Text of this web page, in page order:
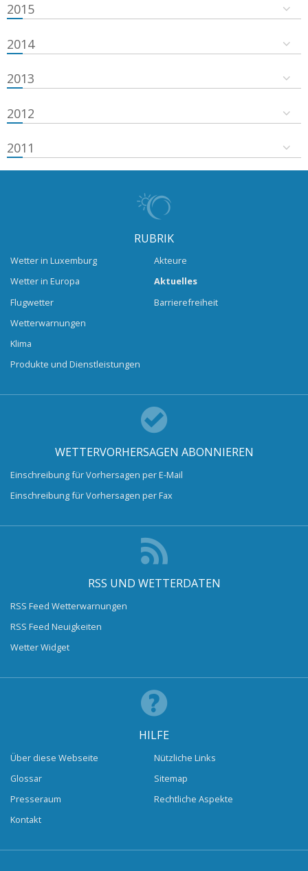
2015
2014
2013
2012
2011
RUBRIK
Wetter in Luxemburg
Wetter in Europa
Flugwetter
Wetterwarnungen
Klima
Produkte und Dienstleistungen
Akteure
Aktuelles
Barrierefreiheit
WETTERVORHERSAGEN ABONNIEREN
Einschreibung für Vorhersagen per E-Mail
Einschreibung für Vorhersagen per Fax
RSS UND WETTERDATEN
RSS Feed Wetterwarnungen
RSS Feed Neuigkeiten
Wetter Widget
HILFE
Über diese Webseite
Glossar
Presseraum
Kontakt
Nützliche Links
Sitemap
Rechtliche Aspekte